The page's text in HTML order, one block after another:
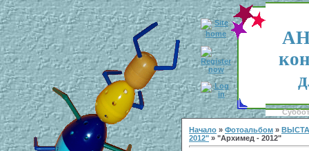
Начало » Фотоальбом »
2012" » "Архимед - 2012"